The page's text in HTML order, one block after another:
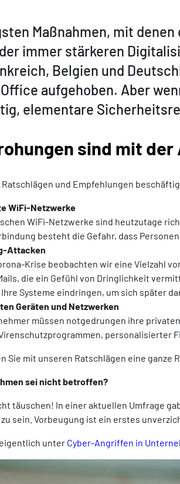
Maßnahmen, mit
immer stärkeren
Belgien und
aufgehoben. Aber
elementare
sind mit
und Empfehlungen
WiFi-Netzwerke
WiFi-Netzwerke sind heutzutage
besteht die Gefahr, dass
Attacken
Krise beobachten wir eine Vielzahl
die ein Gefühl von Dringlichkeit
Systeme eindringen, um sich später
Geräten und Netzwerken
müssen notgedrungen ihre
personalisierter
Sie mit unseren Ratschlägen eine
sei nicht betroffen?
täuschen! In einer aktuellen Umfrage
sein. Vorbeugung ist ein erstes
unter Cyber-Angriffen in